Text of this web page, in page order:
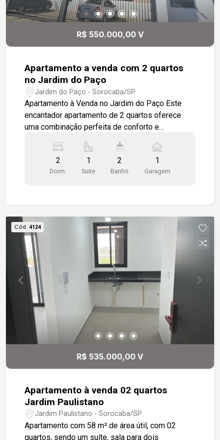
ou sensor; Câmeras de monitoramento; Interfone;
Portaria 24 horas presencial. Sistema de TAG
garagens. Localizado próximo a padaria Real,
Supermercado Confiança, Pão de Açúcar,
Faculdades como FATEC e Uniso, farmácias,
restaurantes, Shopping Granja Olga e variado
comércio. Com fácil acesso a Rod. Raposo
Tavares e Av. São Paulo.
R$ 550.000,00 V
Apartamento a venda com 2 quartos
no Jardim do Paço
Jardim do Paço - Sorocaba/SP
Apartamento à Venda no Jardim do Paço Este
encantador apartamento de 2 quartos oferece
uma combinação perfeita de conforto e
estar com dois ambientes, integrada com a
cozinha em um estilo aberto e moderno. A
cozinha é equipada com armários modulados,
momentos de lazer, que inclui churrasqueira e pia
de apoio. Os dois quartos são bem espaçosos,
sendo um deles uma suíte com ar-condicionado
para garantir seu máximo conforto. Os banheiros
são completos, com gabinetes e box em vidro.
Além disso, o imóvel dispõe de uma vaga de
garagem descoberta. Não perca a oportunidade
de adquirir este excelente apartamento!
2
Dorm.
1
Suite
2
Banho
1
Garagem
Cód. 4124
R$ 535.000,00 V
Apartamento à venda 02 quartos
Jardim Paulistano
Jardim Paulistano - Sorocaba/SP
Apartamento com 58 m² de área útil, com 02
quartos, sendo um suíte, sala para dois